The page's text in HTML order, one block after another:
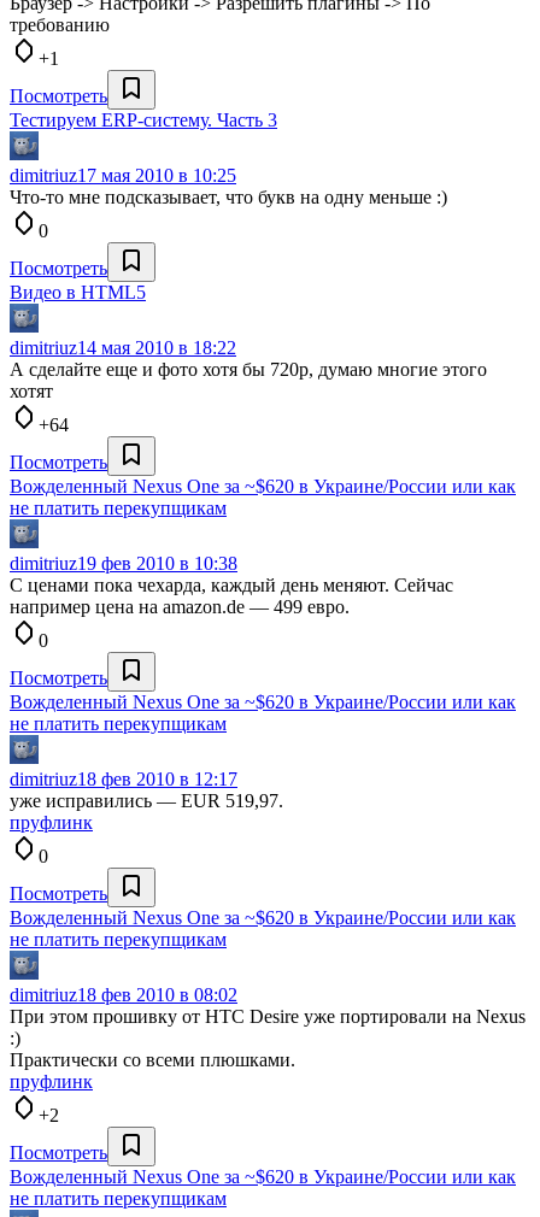
требованию
+1
Посмотреть
Тестируем ERP-систему. Часть 3
dimitriuz17 мая 2010 в 10:25
Что-то мне подсказывает, что букв на одну меньше :)
0
Посмотреть
Видео в HTML5
dimitriuz14 мая 2010 в 18:22
А сделайте еще и фото хотя бы 720p, думаю многие этого
хотят
+64
Посмотреть
Вожделенный Nexus One за ~$620 в Украине/России или как
не платить перекупщикам
dimitriuz19 фев 2010 в 10:38
С ценами пока чехарда, каждый день меняют. Сейчас
например цена на amazon.de — 499 евро.
0
Посмотреть
Вожделенный Nexus One за ~$620 в Украине/России или как
не платить перекупщикам
dimitriuz18 фев 2010 в 12:17
уже исправились — EUR 519,97.
пруфлинк
0
Посмотреть
Вожделенный Nexus One за ~$620 в Украине/России или как
не платить перекупщикам
dimitriuz18 фев 2010 в 08:02
При этом прошивку от HTC Desire уже портировали на Nexus
:)
Практически со всеми плюшками.
пруфлинк
+2
Посмотреть
Вожделенный Nexus One за ~$620 в Украине/России или как
не платить перекупщикам